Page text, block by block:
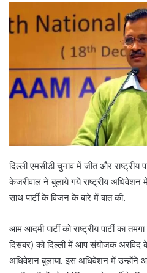
दिल्ली एमसीडी चुनाव में जीत और राष्ट्रीय
केजरीवाल ने बुलाये गये राष्ट्रीय अधिवेशन
साथ पार्टी के विजन के बारे में बात की.
आम आदमी पार्टी को राष्ट्रीय पार्टी का
दिसंबर) को दिल्ली में आप संयोजक अरविंद
अधिवेशन बुलाया. इस अधिवेशन में उन्होंने